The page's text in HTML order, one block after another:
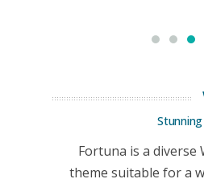
Fortuna is a diverse
theme suitable for a